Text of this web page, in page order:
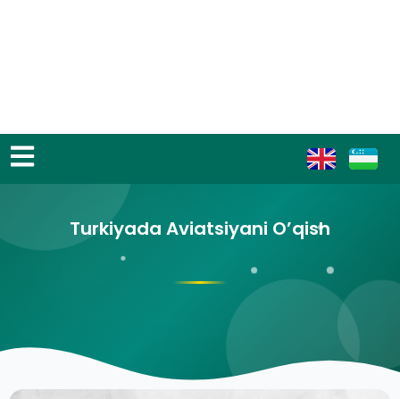
Turkiyada Aviatsiyani O’qish